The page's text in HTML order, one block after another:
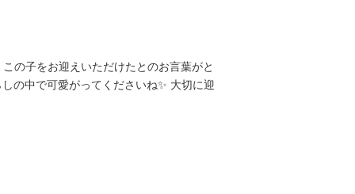
の子をお迎えいただけたとのお言葉がと
の中で可愛がってくださいね✨ 大切に迎